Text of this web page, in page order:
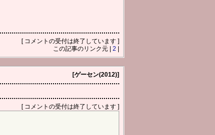
[ コメントの受付は終了しています ]
この記事のリンク元 | 2
[ゲーセン(2012)]
[ コメントの受付は終了しています ]